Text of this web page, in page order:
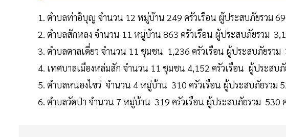
ตำบลท่าอิบุญ จำนวน 12 หมู่บ้าน 249 ครัวเรือน ผู้ประสบภัยรวม
ตำบลสักหลง จำนวน 11 หมู่บ้าน 863 ครัวเรือน ผู้ประสบภัยรวม
ตำบลตาลเดี่ยว จำนวน 11 ชุมชน 1,236 ครัวเรือน ผู้ประสบภัยรวม
เทศบาลเมืองหล่มสัก จำนวน 11 ชุมชน 4,152 ครัวเรือน ผู้ประสบ
ตำบลหนองไขว่ จำนวน 4 หมู่บ้าน 310 ครัวเรือน ผู้ประสบภัยรวม
ตำบลวัดป่า จำนวน 7 หมู่บ้าน 319 ครัวเรือน ผู้ประสบภัยรวม 530